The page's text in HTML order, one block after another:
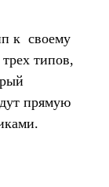
к  своему
типов,
прямую